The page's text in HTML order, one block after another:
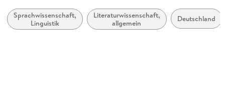
Produktart
kartoniert
Sprachwissenschaft,
Linguistik
Literaturwissenschaft,
allgemein
Deutschland